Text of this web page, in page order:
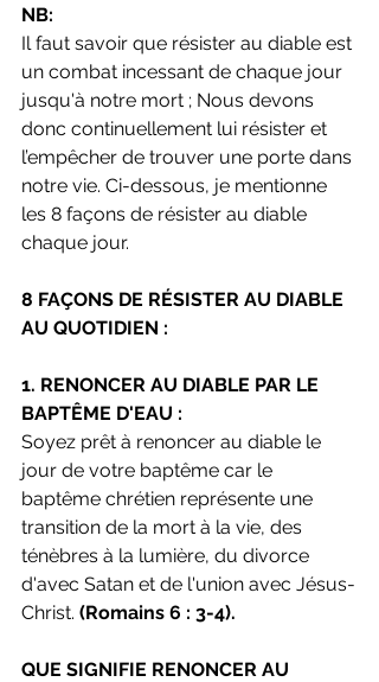
NB:
Il faut savoir que résister au diable est
un combat incessant de chaque jour
jusqu'à notre mort ; Nous devons
donc continuellement lui résister et
l’empêcher de trouver une porte dans
notre vie. Ci-dessous, je mentionne
les 8 façons de résister au diable
chaque jour.
8 FAÇONS DE RÉSISTER AU DIABLE
AU QUOTIDIEN :
1. RENONCER AU DIABLE PAR LE
BAPTÊME D'EAU :
Soyez prêt à renoncer au diable le
jour de votre baptême car le
baptême chrétien représente une
transition de la mort à la vie, des
ténèbres à la lumière, du divorce
d'avec Satan et de l'union avec Jésus-
Christ. (Romains 6 : 3-4).
QUE SIGNIFIE RENONCER AU